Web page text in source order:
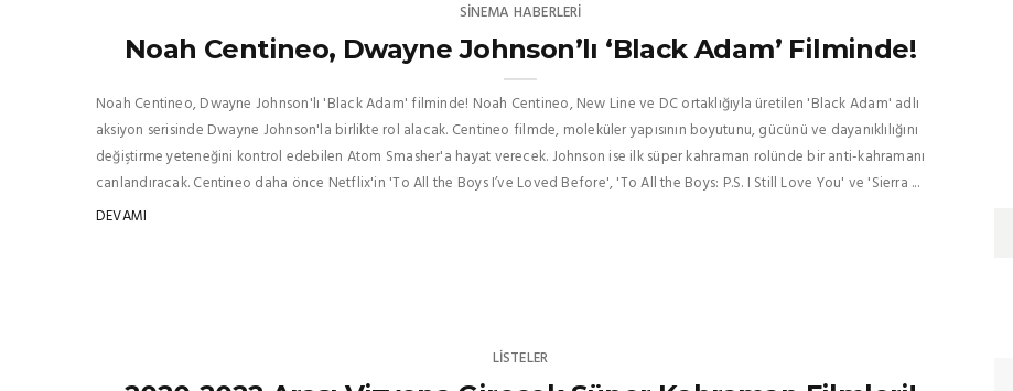
SINEMA HABERLERI
Noah Centineo, Dwayne Johnson’lı ‘Black Adam’ Filminde!
Noah Centineo, Dwayne Johnson'lı 'Black Adam' filminde! Noah Centineo, New Line ve DC ortaklığıyla üretilen 'Black Adam' adlı
aksiyon serisinde Dwayne Johnson'la birlikte rol alacak. Centineo filmde, moleküler yapısının boyutunu, gücünü ve dayanıklılığını
değiştirme yeteneğini kontrol edebilen Atom Smasher'a hayat verecek. Johnson ise ilk süper kahraman rolünde bir anti-kahramanı
canlandıracak. Centineo daha önce Netflix'in 'To All the Boys I’ve Loved Before', 'To All the Boys: P.S. I Still Love You' ve 'Sierra ...
DEVAMI
LISTELER